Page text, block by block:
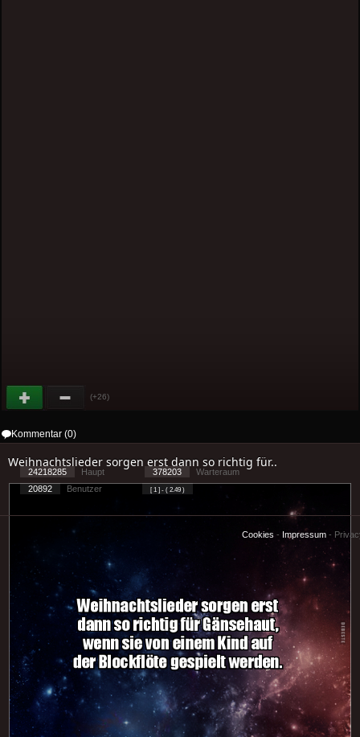
(+26)
Kommentar (0)
Weihnachtslieder sorgen erst dann so richtig für..
24218285 Haupt 378203
Warteraum
20892
Benutzer [ 1 ] - ( 2.49 )
Cookies - Impressum -